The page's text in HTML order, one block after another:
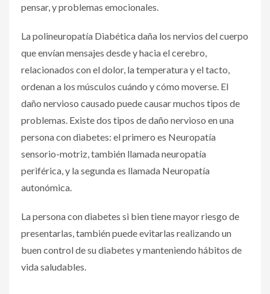
pensar, y problemas emocionales.
La polineuropatía Diabética daña los nervios del cuerpo
que envían mensajes desde y hacia el cerebro,
relacionados con el dolor, la temperatura y el tacto,
ordenan a los músculos cuándo y cómo moverse. El
daño nervioso causado puede causar muchos tipos de
problemas. Existe dos tipos de daño nervioso en una
persona con diabetes: el primero es Neuropatía
sensorio-motriz, también llamada neuropatía
periférica, y la segunda es llamada Neuropatía
autonómica.
La persona con diabetes si bien tiene mayor riesgo de
presentarlas, también puede evitarlas realizando un
buen control de su diabetes y manteniendo hábitos de
vida saludables.